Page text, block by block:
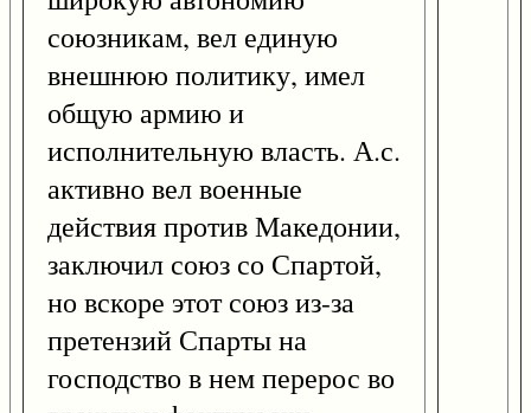
союзникам, вел единую
внешнюю политику, имел
общую армию и
исполнительную власть. А.с.
активно вел военные
действия против Македонии,
заключил союз со Спартой,
но вскоре этот союз из-за
претензий Спарты на
господство в нем перерос во